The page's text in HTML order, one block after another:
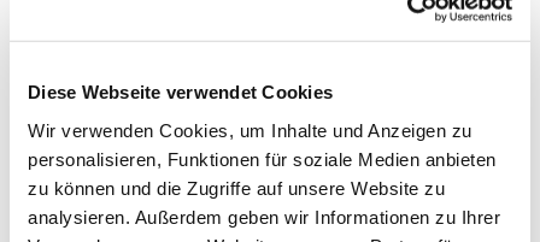
Diese Webseite verwendet Cookies
Wir verwenden Cookies, um Inhalte und Anzeigen zu
personalisieren, Funktionen für soziale Medien anbieten
zu können und die Zugriffe auf unsere Website zu
analysieren. Außerdem geben wir Informationen zu Ihrer
Treffpunkt und Uhrzeit bitte telefonisch erfragen.
Ev. Gesamtkirchengemeinde Zehlendorf-Süd
Heimat 27 - 14165 Berlin
030 815 18 39
kontakt@evkirchezehlendorfsued.de